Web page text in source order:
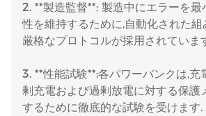
2. **製造監督**: 製造中にエラーを最
性を維持するために,自動化された組
厳格なプロトコルが採用されていま
3. **性能試験**:各パワーバンクは,充
剰充電および過剰放電に対する保護
するために徹底的な試験を受けます.